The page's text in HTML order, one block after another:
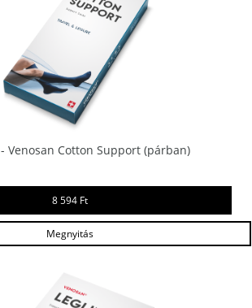
- Venosan Cotton Support (párban)
8 594 Ft
Megnyitás